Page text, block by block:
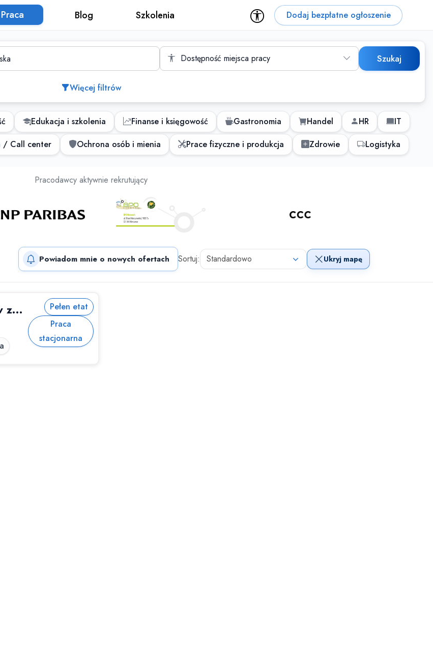
Praca Blog Szkolenia Dodaj bezpłatne ogłoszenie
Dostępność miejsca pracy Szukaj
Więcej filtrów
Edukacja i szkolenia Finanse i księgowość Gastronomia Handel HR
IT
/ Call center Ochrona osób i mienia Prace fizyczne i produkcja Zdrowie Logistyka
Oferty pracy dla osób z
Pracodawcy aktywnie rekrutujący
Powiadom mnie o nowych ofertach Sortuj: Standardowo Ukryj mapę
Pracownik/ca sprzątający/ca w zakładzie produkcyjnym - Zduńska Wola
Pełen etat
Praca
stacjonarna